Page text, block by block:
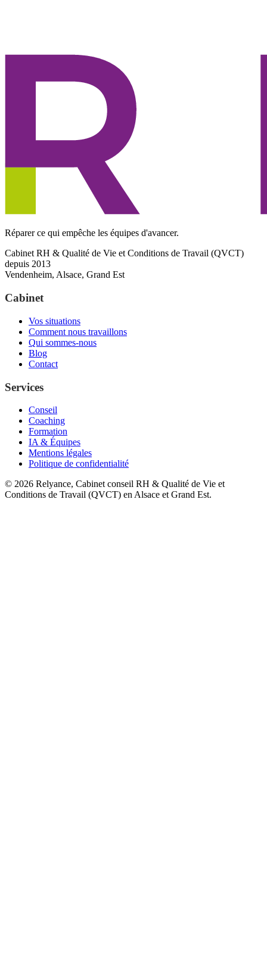
Réparer ce qui empêche les équipes d'avancer.
Cabinet RH & Qualité de Vie et Conditions de Travail (QVCT)
depuis 2013
Vendenheim, Alsace, Grand Est
Cabinet
Vos situations
Comment nous travaillons
Qui sommes-nous
Blog
Contact
Services
Conseil
Coaching
Formation
IA & Équipes
Mentions légales
Politique de confidentialité
© 2026 Relyance, Cabinet conseil RH & Qualité de Vie et
Conditions de Travail (QVCT) en Alsace et Grand Est.